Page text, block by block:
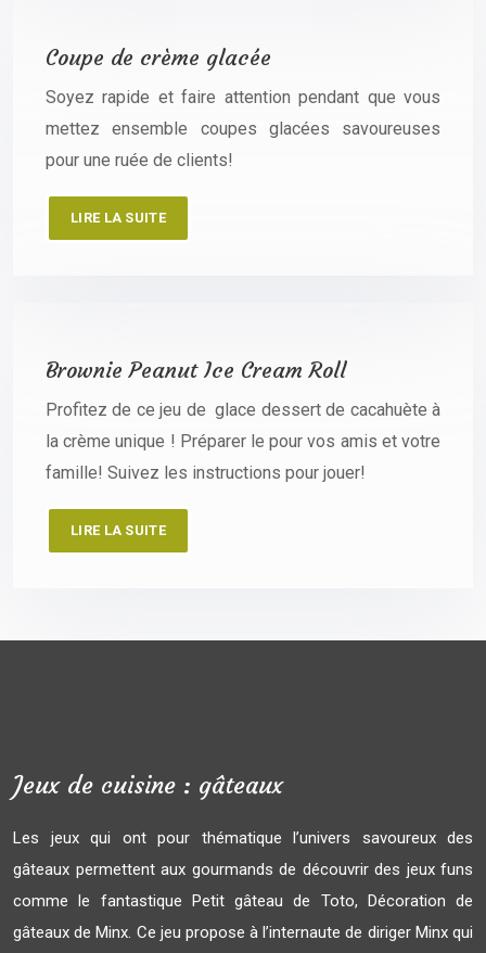
Coupe de crème glacée
Soyez rapide et faire attention pendant que vous
mettez ensemble coupes glacées savoureuses
pour une ruée de clients!
LIRE LA SUITE
Brownie Peanut Ice Cream Roll
Profitez de ce jeu de glace dessert de cacahuète à
la crème unique ! Préparer le pour vos amis et votre
famille! Suivez les instructions pour jouer!
LIRE LA SUITE
Jeux de cuisine : gâteaux
Les jeux qui ont pour thématique l’univers savoureux des
gâteaux permettent aux gourmands de découvrir des jeux funs
comme le fantastique Petit gâteau de Toto, Décoration de
gâteaux de Minx. Ce jeu propose à l’internaute de diriger Minx qui